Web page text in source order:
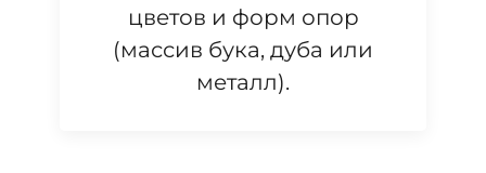
цветов и форм опор
(массив бука, дуба или
металл).